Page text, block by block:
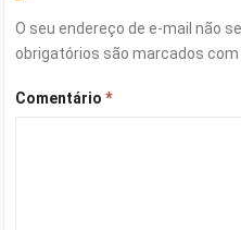
O seu endereço de e-mail não
obrigatórios são marcados
Comentário*